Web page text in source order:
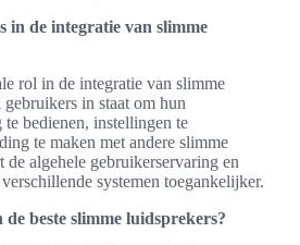
in de integratie van slimme
rol in de integratie van slimme
in staat om hun
bedienen, instellingen te
te maken met andere slimme
de algehele gebruikerservaring en
systemen toegankelijker.
beste slimme luidsprekers?